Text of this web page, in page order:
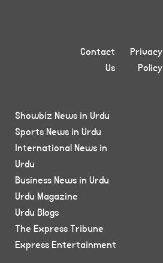
Privacy
Policy
Contact
Us
Showbiz News in Urdu
Sports News in Urdu
International News in
Urdu
Business News in Urdu
Urdu Magazine
Urdu Blogs
The Express Tribune
Express Entertainment